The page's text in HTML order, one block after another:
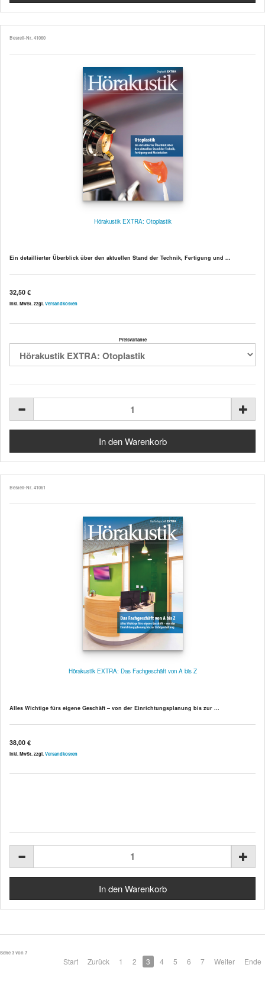
Bestell-Nr. 41060
Hörakustik EXTRA: Otoplastik
Ein detaillierter Überblick über den aktuellen Stand der Technik, Fertigung und ...
32,50 €
inkl. MwSt. zzgl. Versandkosten
Preisvariante
Bestell-Nr. 41061
Hörakustik EXTRA: Das Fachgeschäft von A bis Z
Alles Wichtige fürs eigene Geschäft – von der Einrichtungsplanung bis zur ...
38,00 €
inkl. MwSt. zzgl. Versandkosten
Seite 3 von 7
Start Zurück 1 2 3 4 5 6 7 Weiter Ende